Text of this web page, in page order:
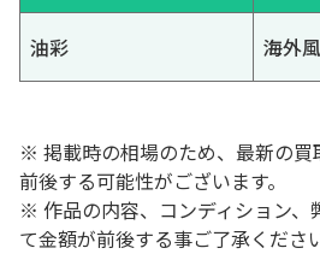
油彩 海外
※ 掲載時の相場のため、最新の買
前後する可能性がございます。
※ 作品の内容、コンディション、
て金額が前後する事ご了承くださ